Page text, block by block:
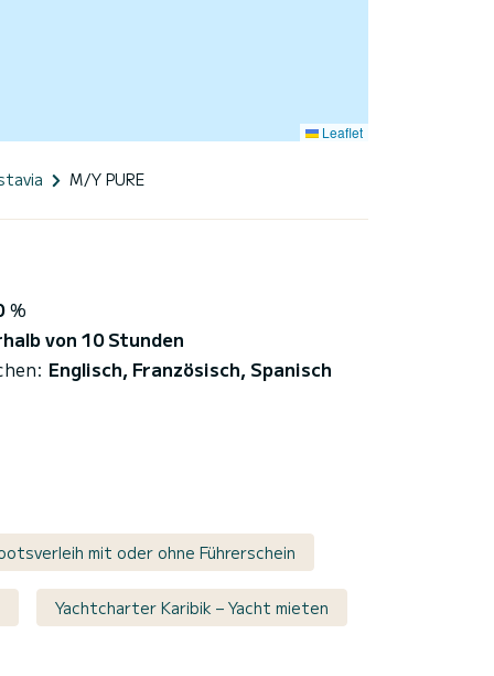
Leaflet
M/Y PURE
%
von 10 Stunden
Englisch, Französisch, Spanisch
mit oder ohne Führerschein
Yachtcharter Karibik – Yacht mieten